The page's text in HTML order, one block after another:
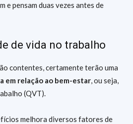
e pensam duas vezes antes de
de vida no trabalho
contentes, certamente terão uma
em relação ao bem-estar, ou seja,
(QVT).
melhora diversos fatores de